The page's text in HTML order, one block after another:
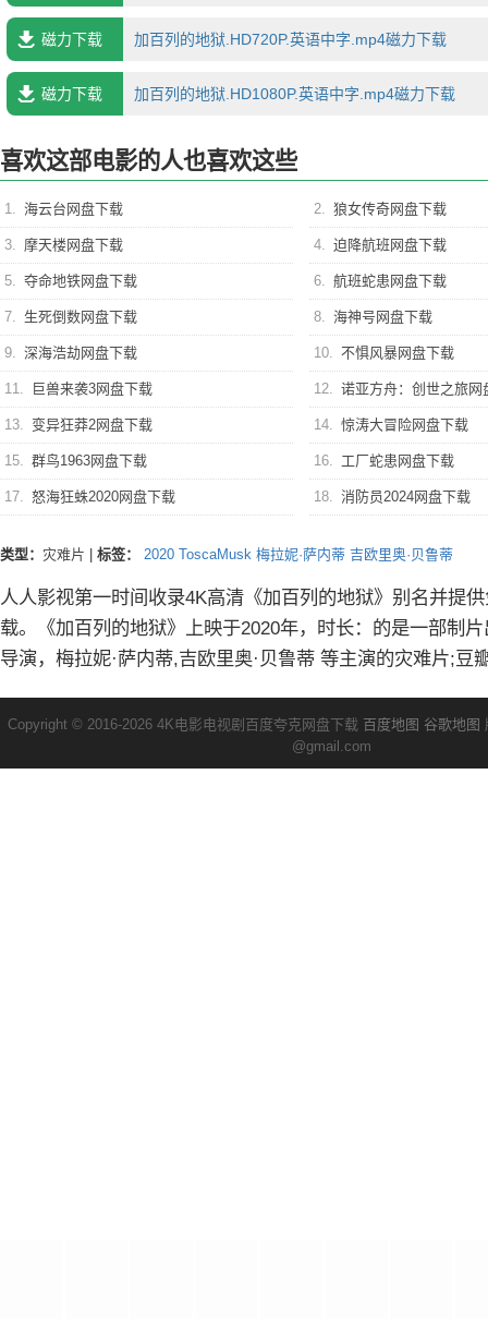
磁力下载 加百列的地狱.HD720P.英语中字.mp4磁力下载
磁力下载 加百列的地狱.HD1080P.英语中字.mp4磁力下载
喜欢这部电影的人也喜欢这些
1. 海云台网盘下载 2. 狼女传奇网盘下载
3. 摩天楼网盘下载 4. 迫降航班网盘下载
5. 夺命地铁网盘下载 6. 航班蛇患网盘下载
7. 生死倒数网盘下载 8. 海神号网盘下载
9. 深海浩劫网盘下载 10. 不惧风暴网盘下载
11. 巨兽来袭3网盘下载 12. 诺亚方舟：创世之旅网
13. 变异狂莽2网盘下载 14. 惊涛大冒险网盘下载
15. 群鸟1963网盘下载 16. 工厂蛇患网盘下载
17. 怒海狂蛛2020网盘下载 18. 消防员2024网盘下载
类型： 灾难片 标签： 2020 ToscaMusk 梅拉妮·萨内蒂 吉欧里奥·贝鲁蒂
人人影视第一时间收录4K高清《加百列的地狱》别名并提
载。《加百列的地狱》上映于2020年，时长：的是一部制
导演，梅拉妮·萨内蒂,吉欧里奥·贝鲁蒂 等主演的灾难片;豆
Copyright © 2016-2026 4K电影电视剧百度夸克网盘下载 百度地图 谷歌地图
@gmail.com